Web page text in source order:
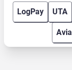
LogPay UTA
Avia